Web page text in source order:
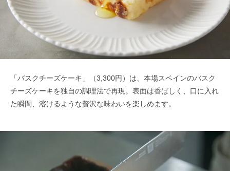
「バスクチーズケーキ」（3,300円）は、本場スペインのバスク
チーズケーキを独自の調理法で再現。表面は香ばしく、口に入れ
た瞬間、溶けるような贅沢な味わいを楽しめます。